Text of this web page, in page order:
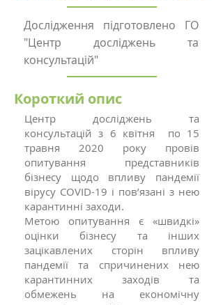
Дослідження підготовлено ГО
"Центр досліджень та
консультацій"
Короткий опис
Центр досліджень та
консультацій з 6 квітня по 15
травня 2020 року провів
опитування представників
бізнесу щодо впливу пандемії
вірусу COVID-19 і пов’язані з нею
карантинні заходи.
Метою опитування є «швидкі»
оцінки бізнесу та інших
зацікавлених сторін впливу
пандемії та спричинених нею
карантинних заходів та
обмежень на економічну